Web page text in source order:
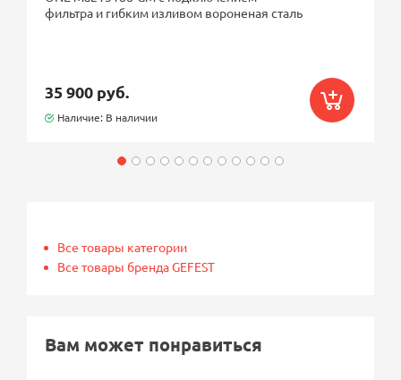
фильтра и гибким изливом вороненая сталь
35 900 руб.
Наличие: В наличии
Все товары категории
Все товары бренда GEFEST
Вам может понравиться